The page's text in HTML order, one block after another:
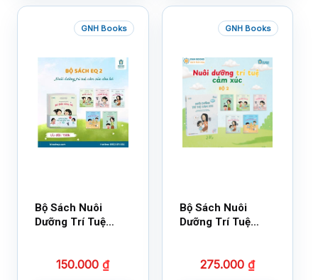
GNH Books
Bộ Sách Nuôi
Dưỡng Trí Tuệ
150.000₫
GNH Books
Bộ Sách Nuôi
Dưỡng Trí Tuệ
275.000 ₫